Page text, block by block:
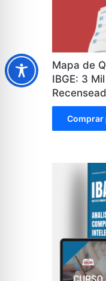
Mapa de
IBGE: 3